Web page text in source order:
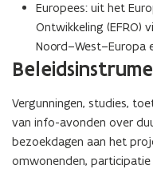
Europees: uit het
Ontwikkeling (EFRO)
Noord–West–Europa
Vergunningen, studies,
van info-avonden over
bezoekdagen aan het
omwonenden, participatie